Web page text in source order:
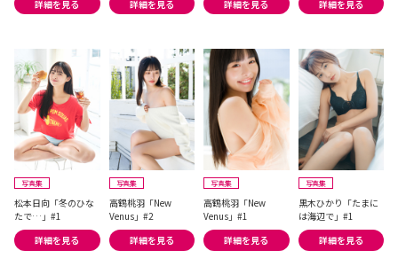
詳細を見る
詳細を見る
詳細を見る
詳細を見る
写真集
松本日向「冬のひな
たで…」#1
詳細を見る
写真集
高鶴桃羽「New
Venus」#2
詳細を見る
写真集
高鶴桃羽「New
Venus」#1
詳細を見る
写真集
黒木ひかり「たまに
は海辺で」#1
詳細を見る